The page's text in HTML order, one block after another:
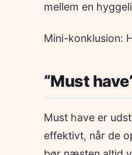
mellem en
Mini-konklusion:
“Must
Must have er
effektivt, når de